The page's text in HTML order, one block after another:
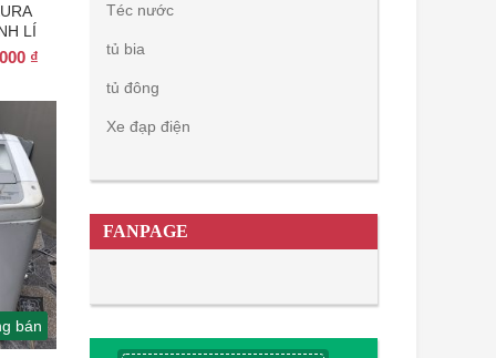
LÍ
₫Giá
tại
bán
Téc nước
tủ bia
tủ đông
Xe đạp điện
FANPAGE